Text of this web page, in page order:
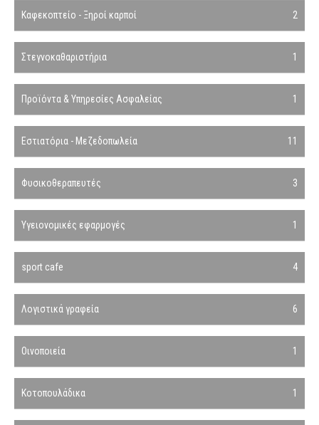
Καφεκοπτείο - Ξηροί καρποί 2
Στεγνοκαθαριστήρια 1
Προϊόντα & Υπηρεσίες Ασφαλείας 1
Εστιατόρια - Μεζεδοπωλεία 11
Φυσικοθεραπευτές 3
Υγειονομικές εφαρμογές 1
sport cafe 4
Λογιστικά γραφεία 6
Οινοποιεία 1
Κοτοπουλάδικα 1